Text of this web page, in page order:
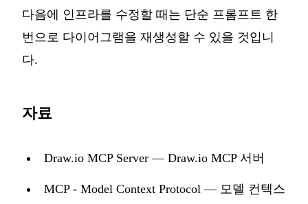
다음에 인프라를 수정할 때는 단순 프롬프트 한
번으로 다이어그램을 재생성할 수 있을 것입니
다.
자료
Draw.io MCP Server — Draw.io MCP 서버
MCP - Model Context Protocol — 모델 컨텍스